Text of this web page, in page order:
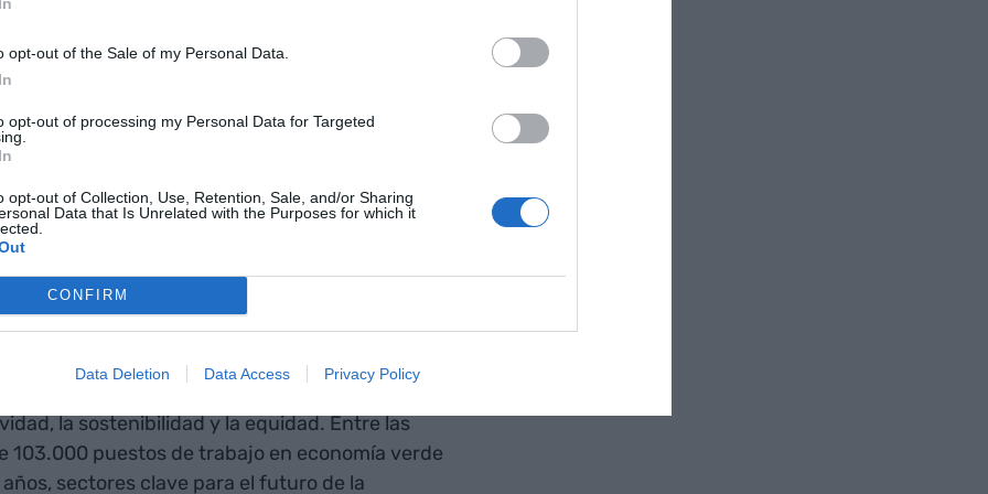
opt-out of the Sale of my Personal Data.
opt-out of processing my Personal Data for Targeted
opt-out of Collection, Use, Retention, Sale, and/or Sharing
Data that Is Unrelated with the Purposes for which it
CONFIRM
Data Deletion Data Access Privacy Policy
ha hecho un repaso de los seis primeros
acuerdo de socialistas y comunes- y ha
que, ha dicho, hace falta "un gran pacto
y el MWC
se basa en 10 prioridades y se desarrolla con
para consolidar la ciudad a través "del
la sostenibilidad y la equidad. Entre las
103.000 puestos de trabajo en economía verde
sectores clave para el futuro de la